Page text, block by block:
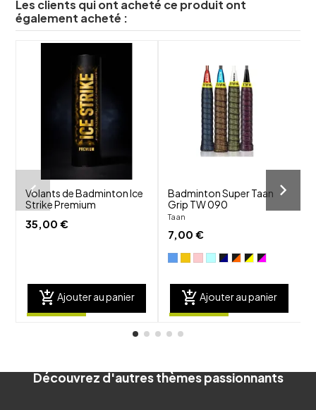
Les clients qui ont acheté ce produit ont
également acheté :
Volants de Badminton Ice
Strike Premium
35,00 €
add_shopping_cart Ajouter au panier
Badminton Super Taan
Grip TW 090
Taan
7,00 €
add_shopping_cart Ajouter au panier
Découvrez d'autres thèmes passionnants